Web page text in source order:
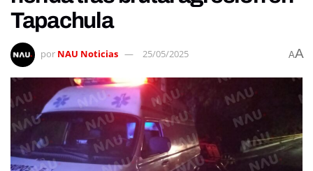
Tapachula
por NAU Noticias 25/05/2025 AA